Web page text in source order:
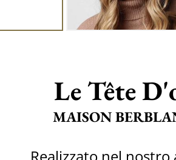
Le Tête
MAISON